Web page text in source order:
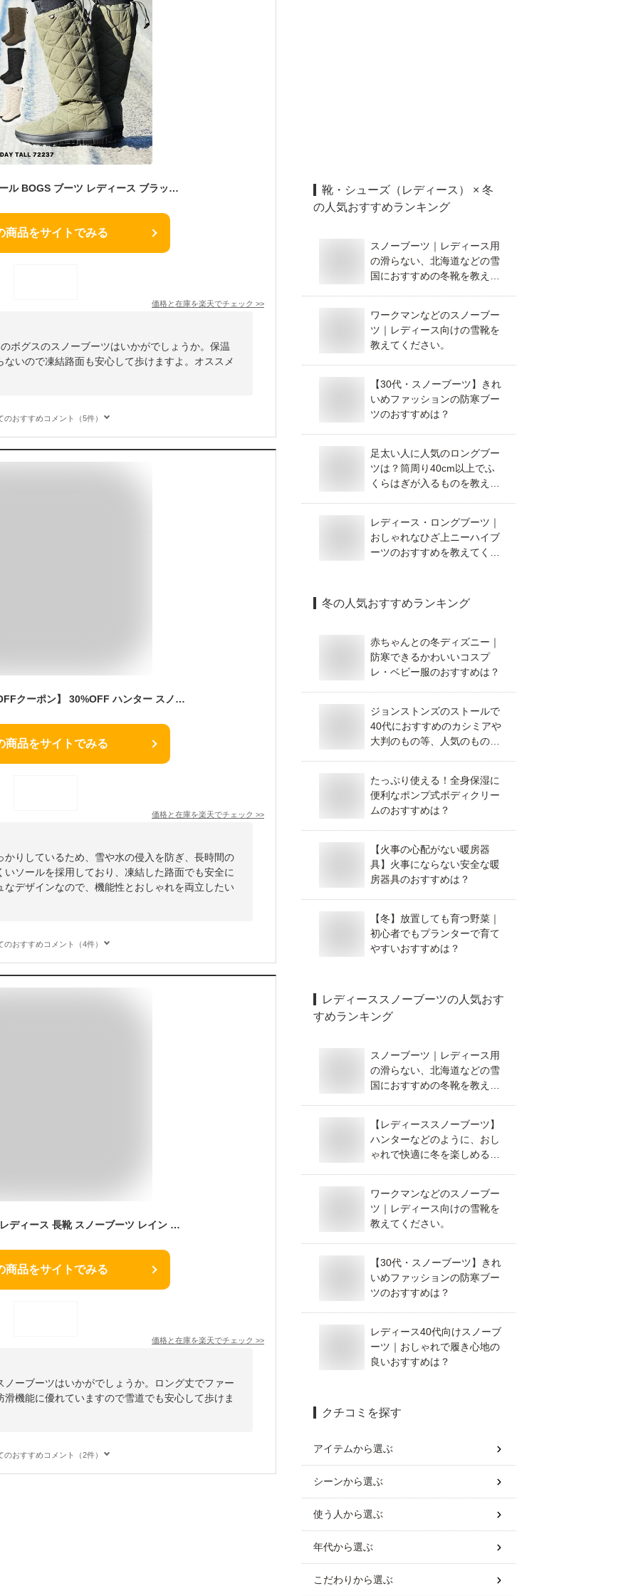
ボグス スノーデイ トール BOGS ブーツ レディース ブラック 黒 グレー SNOWDAY TALL 72237 ロング 防水 防滑 保温 スノーブーツ ウォータープルーフ カジュアル キルティング フリース グリーン 緑 カーキ ベージュ 雪道 雪靴 冬用 防寒 滑り止め
商品をサイトでみる
価格と在庫を楽天でチェック >>
ボグスのスノーブーツはいかがでしょうか。保温
いので凍結路面も安心して歩けますよ。オススメ
のおすすめコメント（5件）
【15日は★全品10％OFFクーポン】 30%OFF ハンター スノーブーツ レディース きれいめ ロングブーツ 国内正規品 正規輸入品 冬用ブーツ 撥水ブーツ ロングスノーブーツ おしゃれ 黒 白 イントレピッド インシュレイティド WFT2108WWU ギフト プレゼント 誕生日 P11
商品をサイトでみる
価格と在庫を楽天でチェック >>
りしているため、雪や水の侵入を防ぎ、長時間の
ソールを採用しており、凍結した路面でも安全に
デザインなので、機能性とおしゃれを両立したい
のおすすめコメント（4件）
モントレ MONTRRE レディース 長靴 スノーブーツ レイン 防寒 防滑 防水 ロング丈 ファー FBW 1780 FB 178 婦人靴 アキレス Achilles
商品をサイトでみる
価格と在庫を楽天でチェック >>
ーブーツはいかがでしょうか。ロング丈でファー
機能に優れていますので雪道でも安心して歩けま
のおすすめコメント（2件）
靴・シューズ（レディース） × 冬
の人気おすすめランキング
スノーブーツ｜レディース用
の滑らない、北海道などの雪
国におすすめの冬靴を教えて
ワークマンなどのスノーブー
ツ｜レディース向けの雪靴を
教えてください。
【30代・スノーブーツ】きれ
いめファッションの防寒ブー
ツのおすすめは？
足太い人に人気のロングブー
ツは？筒周り40cm以上でふ
くらはぎが入るものを教えて
レディース・ロングブーツ｜
おしゃれなひざ上ニーハイブ
ーツのおすすめを教えてくだ
冬の人気おすすめランキング
赤ちゃんとの冬ディズニー｜
防寒できるかわいいコスプ
レ・ベビー服のおすすめは？
ジョンストンズのストールで
40代におすすめのカシミアや
大判のもの等、人気のものを
たっぷり使える！全身保湿に
便利なポンプ式ボディクリー
ムのおすすめは？
【火事の心配がない暖房器
具】火事にならない安全な暖
房器具のおすすめは？
【冬】放置しても育つ野菜｜
初心者でもプランターで育て
やすいおすすめは？
レディーススノーブーツの人気おす
すめランキング
スノーブーツ｜レディース用
の滑らない、北海道などの雪
国におすすめの冬靴を教えて
【レディーススノーブーツ】
ハンターなどのように、おし
ゃれで快適に冬を楽しめる防
ワークマンなどのスノーブー
ツ｜レディース向けの雪靴を
教えてください。
【30代・スノーブーツ】きれ
いめファッションの防寒ブー
ツのおすすめは？
レディース40代向けスノーブ
ーツ｜おしゃれで履き心地の
良いおすすめは？
クチコミを探す
アイテムから選ぶ
シーンから選ぶ
使う人から選ぶ
年代から選ぶ
こだわりから選ぶ